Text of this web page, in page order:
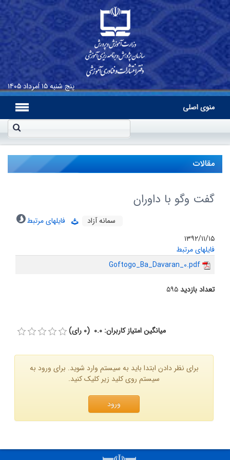
پنج شنبه۱۵ اَمرداد ۱۴۰۵
منوی اصلی
مقالات
گفت وگو با داوران
سمانه آزاد
فایلهای مرتبط
۱۳۹۲/۱۱/۱۵
فایلهای مرتبط
Goftogo_Ba_Davaran_0.pdf
تعداد بازدید۵۹۵
میانگین امتیاز کاربران: 0.0 (0 رای)
برای نظر دادن ابتدا باید به سیستم وارد شوید. برای ورود به
سیستم روی کلید زیر کلیک کنید.
ورود